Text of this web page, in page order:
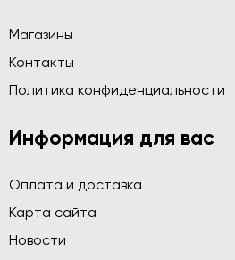
Магазины
Контакты
Политика конфиденциальности
Информация для вас
Оплата и доставка
Карта сайта
Новости